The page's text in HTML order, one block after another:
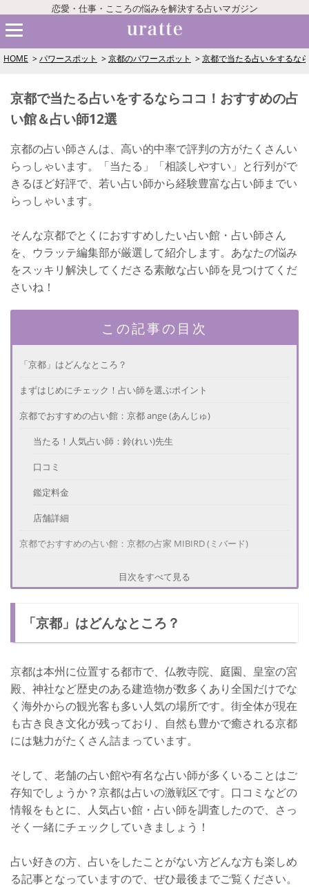
恋愛・仕事・こころの悩みを解決する占いマガジン
HOME パワースポット 京都のパワースポット 京都で当たる占いをするな
京都で当たる占いをするならココ！おすすめの占
い館＆占い師12選
京都の占い師さんは、高い的中率で評判の方がたくさんい
らっしゃいます。「当たる」「相談しやすい」と行列がで
きるほど好評で、若い占い師から経験豊富な占い師までい
らっしゃいます。
そんな京都でとくにおすすめしたい占い館・占い師さん
を、ウラッテ編集部が厳選して紹介します。あなたの悩み
をスッキリ解決してくださる素敵な占い師を見つけてくだ
さいね！
この記事の目次
「京都」はどんなところ？
まずはじめにチェック！占い師を選ぶポイント
京都でおすすめの占い館：京都 ange (あんじゅ)
当たる！人気占い師：鈴(れい)先生
口コミ
鑑定料金
店舗詳細
京都でおすすめの占い館：京都の占家 MIBIRD (ミバード)
店舗詳細
京都でおすすめの占い館：京都の魔法使いの家 TOMITA
当たる！人気占い師：綾小路ひみこ先生
口コミ
鑑定料金
店舗詳細
京都でおすすめの占い館：京都の占い処 三条占いスポット
当たる！人気占い師：泰紅華(たいこうか)先生
口コミ
店舗詳細
目次をすべて見る
「京都」はどんなところ？
京都は本州に位置する都市で、仏教寺院、庭園、皇室の宮
殿、神社など歴史のある建造物が数多くあり全国だけでな
く海外からの観光客も多い人気の場所です。街全体が現在
も古き良き文化が残っており、自然も豊かで癒される京都
には魅力がたくさん詰まっています。
そして、老舗の占い館や有名な占い師が多くいることはご
存知でしょうか？京都は占いの激戦区です。口コミなどの
情報をもとに、人気占い館・占い師を調査したので、さっ
そく一緒にチェックしていきましょう！
占い好きの方、占いをしたことがない方どんな方も楽しめ
る記事となっていますので、ぜひ最後までご覧ください。